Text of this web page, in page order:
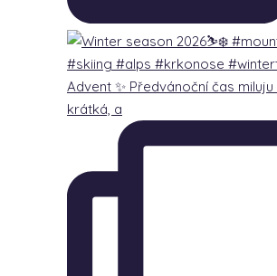
Advent ✨ Předvánoční čas miluju
krátká, a